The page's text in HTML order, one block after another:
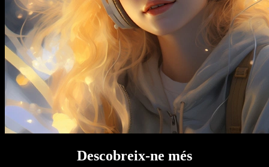
Descobreix-ne més